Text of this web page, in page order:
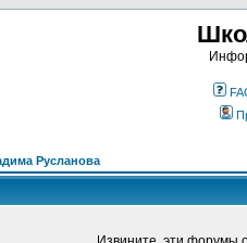
Русланова